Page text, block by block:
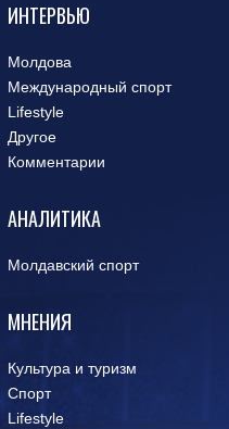
ИНТЕРВЬЮ
Молдова
Международный спорт
Lifestyle
Другое
Комментарии
АНАЛИТИКА
Молдавский спорт
МНЕНИЯ
Культура и туризм
Спорт
Lifestyle